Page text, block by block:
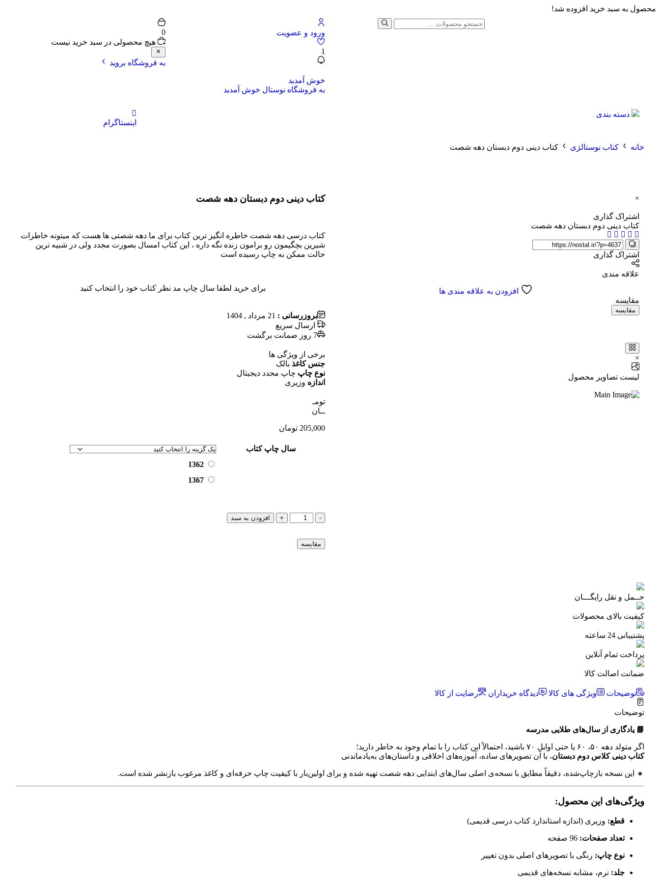
محصول به سبد خرید افزوده شد!
ورود و عضویت
1
خوش آمدید
به فروشگاه نوستال خوش آمدید
0
هیچ محصولی در سبد خرید نیست
به فروشگاه بروید
دسته بندی
اینستاگرام
خانه کتاب نوستالژی کتاب دینی دوم دبستان دهه شصت
×
اشتراک گذاری
کتاب دینی دوم دبستان دهه شصت
اشتراک گذاری
علاقه مندی
افزودن به علاقه مندی ها
مقایسه
مقایسه
×
لیست تصاویر محصول
کتاب دینی دوم دبستان دهه شصت
کتاب درسی دهه شصت خاطره انگیز ترین کتاب برای ما دهه شصتی ها هست که میتونه خاطرات
شیرین بچگیمون رو برامون زنده نگه داره ، این کتاب امسال بصورت مجدد ولی در شبیه ترین
حالت ممکن به چاپ رسیده است
برای خرید لطفا سال چاپ مد نظر کتاب خود را انتخاب کنید
بروزرسانی : 21 مرداد , 1404
ارسال سریع
7 روز ضمانت برگشت
برخی از ویژگی ها
جنس کاغذ بالک
نوع چاپ چاپ مجدد دیجیتال
اندازه وزیری
تومـ
ــان
205,000 تومان
سال چاپ کتاب
1362
1367
-
+ افزودن به سبد
مقایسه
حــمل و نقل رایگـــان
کیفیت بالای محصولات
پشتیبانی 24 ساعته
پرداخت تمام آنلاین
ضمانت اصالت کالا
توضیحات ویژگی های کالا دیدگاه خریداران رضایت از کالا
توضیحات
📘 یادگاری از سال‌های طلایی مدرسه
اگر متولد دهه ۵۰، ۶۰ یا حتی اوایل ۷۰ باشید، احتمالاً این کتاب را با تمام وجود به خاطر دارید؛
کتاب دینی کلاس دوم دبستان، با آن تصویرهای ساده، آموزه‌های اخلاقی و داستان‌های به‌یادماندنی
🔸 این نسخه بازچاپ‌شده، دقیقاً مطابق با نسخه‌ی اصلی سال‌های ابتدایی دهه شصت تهیه شده و برای اولین‌بار با کیفیت چاپ حرفه‌ای و کاغذ مرغوب بازنشر شده است.
ویژگی‌های این محصول:
قطع: وزیری (اندازه استاندارد کتاب درسی قدیمی)
تعداد صفحات:
نوع چاپ: رنگی با تصویرهای اصلی بدون تغییر
جلد: نرم، مشابه نسخه‌های قدیمی